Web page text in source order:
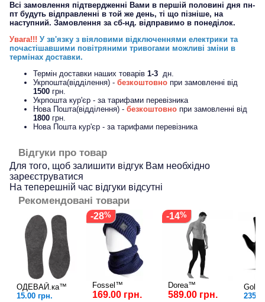
Всі замовлення підтвердженні Вами в першій половині дня пн-
пт будуть відправленні в той же день, ті що пізніше, на
наступний. Замовлення за сб-нд. відправимо в понеділок.
Увага!!! У зв'язку з віяловими відключеннями електрики та
почастішавшими повітряними тривогами можливі зміни в
термінах доставки.
Термін доставки наших товарів 1-3 дн.
Укрпошта(відділення) - безкоштовно при замовленні від
1500грн.
Укрпошта кур'єр - за тарифами перевізника
Нова Пошта(відділення) - безкоштовнопри замовленні від
1800грн.
Нова Пошта кур'єр - за тарифами перевізника
Відгуки про товар
Для того, щоб залишити відгук Вам необхідно
зареєструватися
На теперешній час відгуки відсутні
Рекомендовані товари
ОДЕВАЙ.ка™
15.00 грн.
-28
Fossel™
169.00 грн.
-14
Dorea™
589.00 грн.